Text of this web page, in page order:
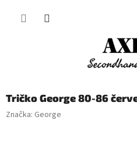
Tričko George 80-86
Značka: George